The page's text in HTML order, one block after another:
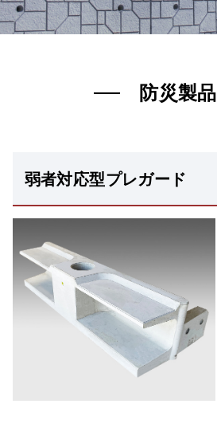
防災製品
弱者対応型プレガード